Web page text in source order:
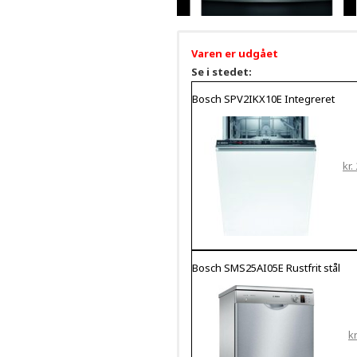
Varen er udgået
Se i stedet:
Bosch SPV2IKX10E Integreret
kr.
Bosch SMS25AI05E Rustfrit stål